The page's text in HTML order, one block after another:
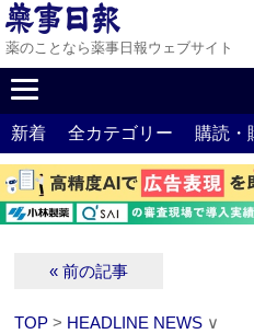
薬のことなら薬事日報ウェブサイト
新着 全カテゴリー 購読・
« 前の記事
TOP > HEADLINE NEWS ∨